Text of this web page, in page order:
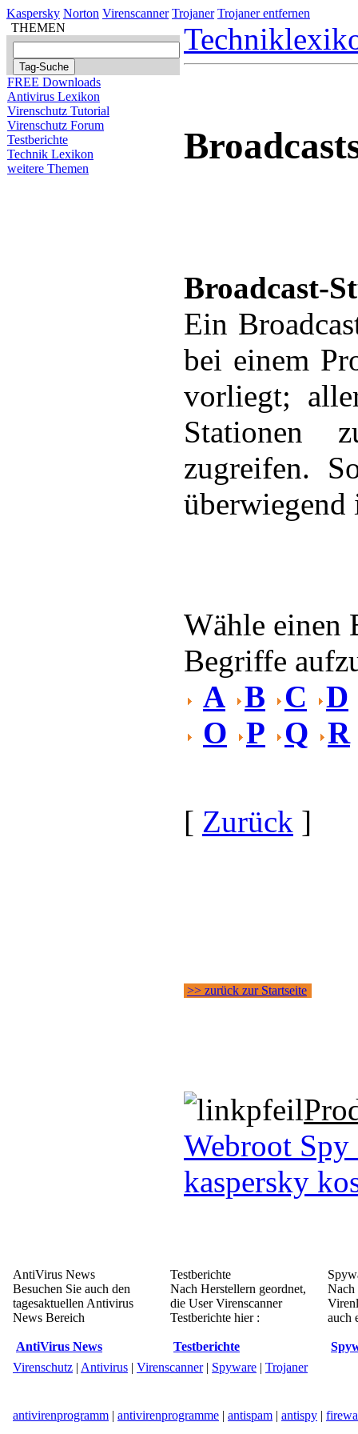
Kaspersky Norton Virenscanner Trojaner Trojaner entfernen
THEMEN
FREE Downloads
Antivirus Lexikon
Virenschutz Tutorial
Virenschutz Forum
Testberichte
Technik Lexikon
weitere Themen
Broadcast-
Ein
bei einem
vorliegt;
Stationen
zugreifen.
überwiegend
Wähle einen
Begriffe
A B C
D
O P Q R
[ Zurück ]
>> zurück zur Startseite
Webroot Spy
kaspersky
AntiVirus News
Besuchen Sie auch den
tagesaktuellen Antivirus
News Bereich
AntiVirus News
Testberichte
Nach Herstellern geordnet,
die User Virenscanner
Testberichte hier :
Testberichte
Nach
auch
Virenschutz | Antivirus | Virenscanner| Spyware | Trojaner
antivirenprogramm | antivirenprogramme | antispam | antispy |